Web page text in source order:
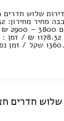
דירות שלוש
חדרים